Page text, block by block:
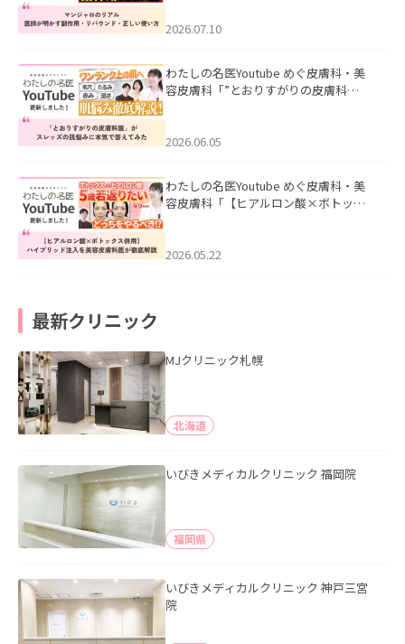
た。
2026.07.10
わたしの名医Youtube めぐ皮膚科・美
容皮膚科「”とおりすがりの皮膚科
2026.06.05
わたしの名医Youtube めぐ皮膚科・美
容皮膚科「【ヒアルロン酸×ボトック
た。
2026.05.22
最新クリニック
MJクリニック札幌
北海道
いびきメディカルクリニック 福岡院
福岡県
いびきメディカルクリニック 神戸三宮
院